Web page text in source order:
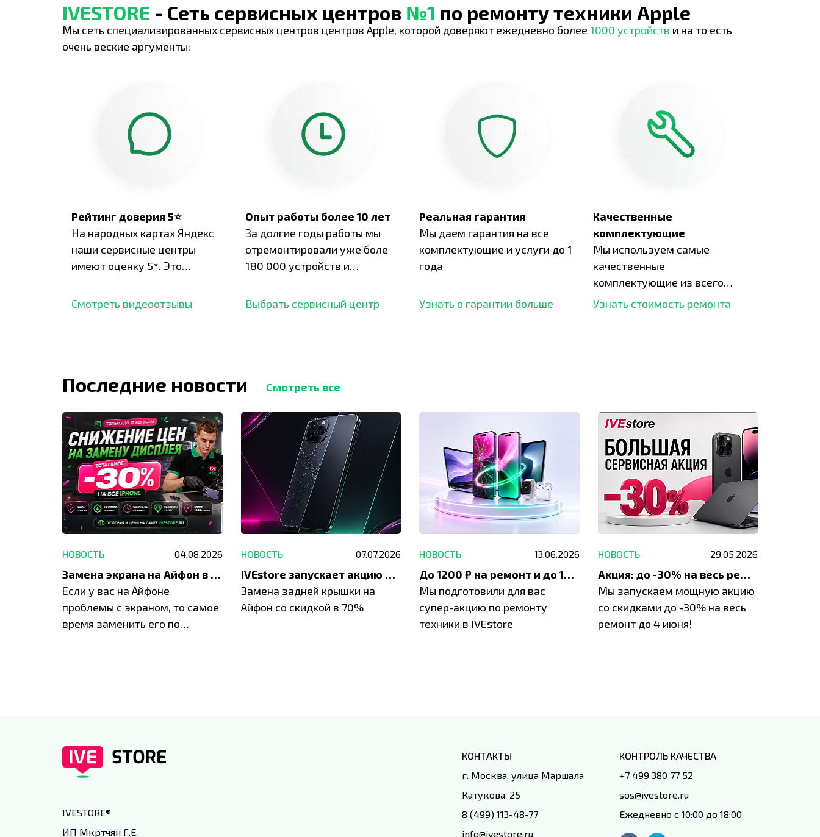
IVESTORE - Сеть сервисных центров №1 по ремонту техники Apple
Мы сеть специализированных сервисных центров центров Apple, которой доверяют ежедневно более 1000 устройств и на то есть
очень веские аргументы:
Рейтинг доверия 5⭐
На народных картах Яндекс
наши сервисные центры
имеют оценку 5*. Это
отзывов,
Смотреть видеоотзывы
Опыт работы более 10 лет
За долгие годы работы мы
отремонтировали уже боле
180 000 устройств и
опыт.
Выбрать сервисный центр
Реальная гарантия
Мы даем гарантия на все
комплектующие и услуги до 1
года
Узнать о гарантии больше
Качественные
комплектующие
Мы используем самые
качественные
комплектующие из всего
рынка и используем самое
Узнать стоимость ремонта
Последние новости Смотреть все
НОВОСТЬ 04.08.2026
Замена экрана на Айфон в Москве и Балашихе
Если у вас на Айфоне
проблемы с экраном, то самое
время заменить его по
НОВОСТЬ 07.07.2026
IVEstore запускает акцию на замену заднего стекла
Замена задней крышки на
Айфон со скидкой в 70%
НОВОСТЬ 13.06.2026
До 1200 ₽ на ремонт и до 1500 ₽ на покупку техники Apple
Мы подготовили для вас
супер-акцию по ремонту
техники в IVEstore
НОВОСТЬ 29.05.2026
Акция: до -30% на весь ремонт техники Apple
Мы запускаем мощную акцию
со скидками до -30% на весь
ремонт до 4 июня!
IVESTORE®
ИП Мкртчян Г.Е.
КОНТАКТЫ
г. Москва, улица Маршала
Катукова, 25
8 (499) 113-48-77
info@ivestore.ru
КОНТРОЛЬ КАЧЕСТВА
+7 499 380 77 52
sos@ivestore.ru
Ежедневно с 10:00 до 18:00